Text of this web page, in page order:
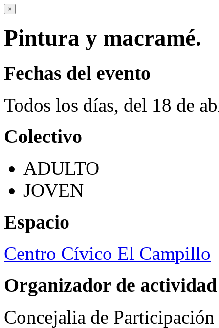
×
Pintura y macramé.
Fechas del evento
Todos los días, del 18 de
Colectivo
ADULTO
JOVEN
Espacio
Centro Cívico El Campillo
Organizador de actividad
Concejalia de